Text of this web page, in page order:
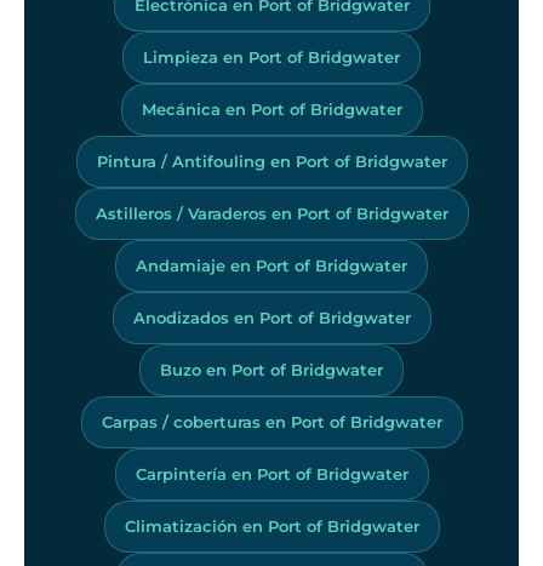
Electrónica en Port of Bridgwater
Limpieza en Port of Bridgwater
Mecánica en Port of Bridgwater
Pintura / Antifouling en Port of Bridgwater
Astilleros / Varaderos en Port of Bridgwater
Andamiaje en Port of Bridgwater
Anodizados en Port of Bridgwater
Buzo en Port of Bridgwater
Carpas / coberturas en Port of Bridgwater
Carpintería en Port of Bridgwater
Climatización en Port of Bridgwater